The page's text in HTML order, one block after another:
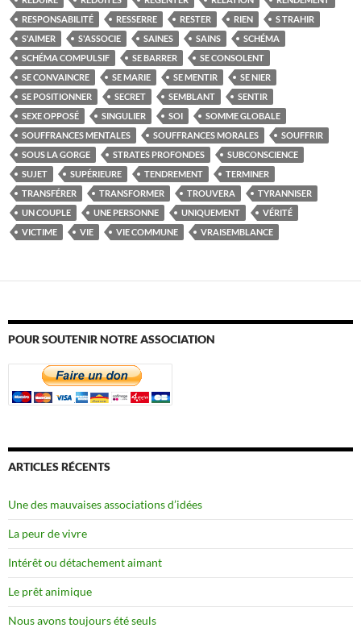
RESPONSABILITÉ
RESSERRE RESTER RIEN
S TRAHIR
S'AIMER
S'ASSOCIE SAINES SAINS
SCHÉMA
SCHÉMA COMPULSIF
SE BARRER
SE CONSOLENT
SE CONVAINCRE
SE MARIE SE MENTIR
SE NIER
SE POSITIONNER
SECRET SEMBLANT
SENTIR
SEXE OPPOSÉ
SINGULIER SOI
SOMME GLOBALE
SOUFFRANCES MENTALES
SOUFFRANCES MORALES
SOUFFRIR
SOUS LA GORGE
STRATES PROFONDES
SUBCONSCIENCE
SUJET
SUPÉRIEURE TENDREMENT
TERMINER
TRANSFÉRER
TRANSFORMER TROUVERA
TYRANNISER
UN COUPLE
UNE PERSONNE UNIQUEMENT
VÉRITÉ
VICTIME
VIE VIE COMMUNE VRAISEMBLANCE
POUR SOUTENIR NOTRE ASSOCIATION
ARTICLES RÉCENTS
Une des mauvaises associations d’idées
La peur de vivre
Intérêt ou détachement aimant
Le prêt animique
Nous avons toujours été seuls